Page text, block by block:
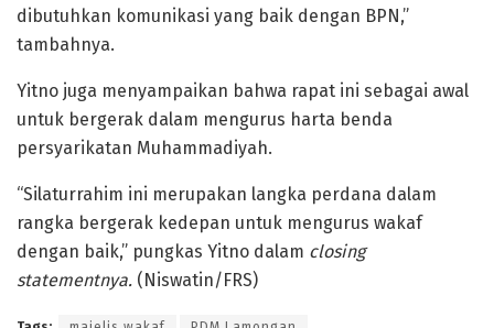
dibutuhkan komunikasi yang baik dengan BPN,”
tambahnya.
Yitno juga menyampaikan bahwa rapat ini sebagai awal
untuk bergerak dalam mengurus harta benda
persyarikatan Muhammadiyah.
“Silaturrahim ini merupakan langka perdana dalam
rangka bergerak kedepan untuk mengurus wakaf
dengan baik,” pungkas Yitno dalam closing
statementnya. (Niswatin/FRS)